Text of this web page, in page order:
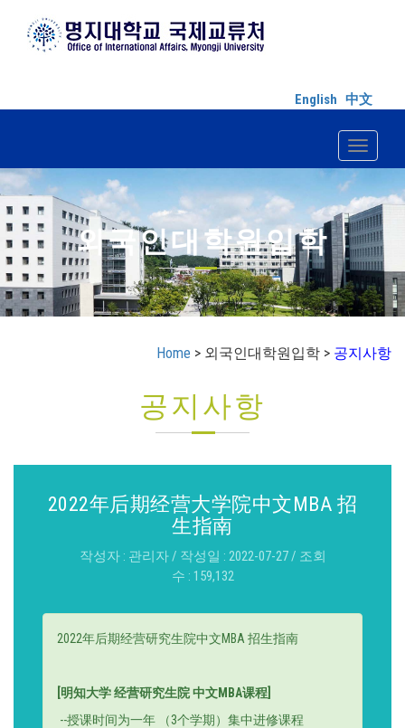
English 中文
Toggle
외국인대학원입학
Home > 외국인대학원입학 > 공지사항
공지사항
2022年后期经营大学院中文MBA 招
生指南
작성자 : 관리자 / 작성일 : 2022-07-27 / 조회
수 : 159,132
2022年后期经营研究生院中文MBA 招生指南
[明知大学 经营研究生院 中文MBA课程]
--授课时间为一年 （3个学期） 集中进修课程